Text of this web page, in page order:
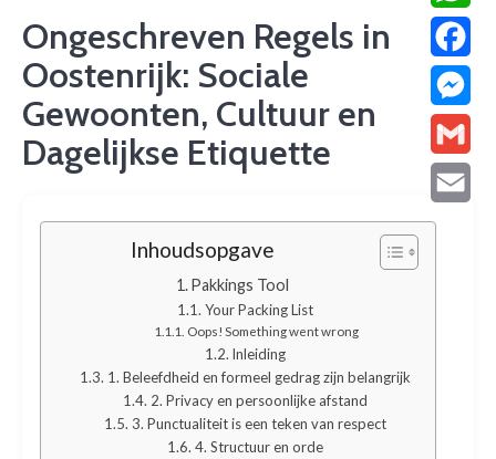
Ongeschreven Regels in
Oostenrijk: Sociale
Gewoonten, Cultuur en
Dagelijkse Etiquette
Inhoudsopgave
Pakkings Tool
Your Packing List
Oops! Something went wrong
Inleiding
1. Beleefdheid en formeel gedrag zijn belangrijk
2. Privacy en persoonlijke afstand
3. Punctualiteit is een teken van respect
4. Structuur en orde
Gmail
Email